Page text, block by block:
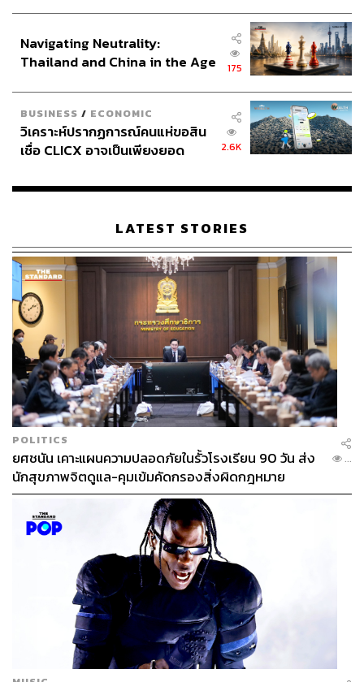
Navigating Neutrality:
Thailand and China in the Age
175
BUSINESS / ECONOMIC
วิเคราะห์ปรากฏการณ์คนแห่ขอสิน
เชื่อ CLICX อาจเป็นเพียงยอด
เรือนไทยที่ถูกซุกไว้
2.6K
LATEST STORIES
POLITICS
ยศชนัน เคาะแผนความปลอดภัยในรั้วโรงเรียน 90 วัน ส่ง
นักสุขภาพจิตดูแล-คุมเข้มคัดกรองสิ่งผิดกฎหมาย
...